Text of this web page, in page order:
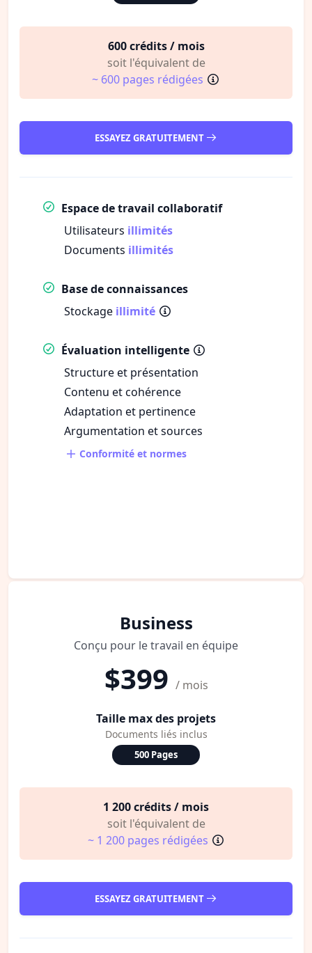
600 crédits / mois
soit l'équivalent de
~ 600 pages rédigées
ESSAYEZ GRATUITEMENT
Espace de travail collaboratif
Utilisateurs illimités
Documents illimités
Base de connaissances
Stockage illimité
Évaluation intelligente
Structure et présentation
Contenu et cohérence
Adaptation et pertinence
Argumentation et sources
Conformité et normes
Business
Conçu pour le travail en équipe
$399 / mois
Taille max des projets
Documents liés inclus
500 Pages
1 200 crédits / mois
soit l'équivalent de
~ 1 200 pages rédigées
ESSAYEZ GRATUITEMENT